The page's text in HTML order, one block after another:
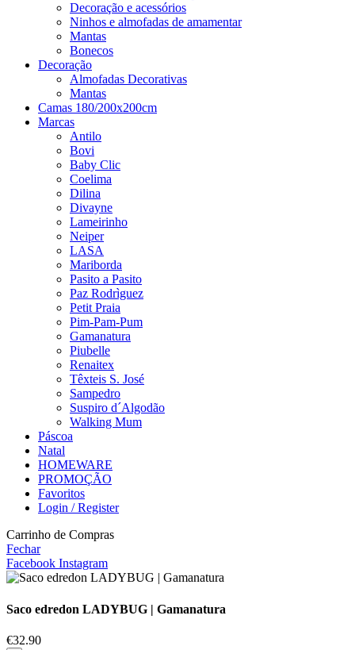
Decoração e acessórios
Ninhos e almofadas de amamentar
Mantas
Bonecos
Decoração
Almofadas Decorativas
Mantas
Camas 180/200x200cm
Marcas
Antilo
Bovi
Baby Clic
Coelima
Dilina
Divayne
Lameirinho
Neiper
LASA
Mariborda
Pasito a Pasito
Paz Rodrìguez
Petit Praia
Pim-Pam-Pum
Gamanatura
Piubelle
Renaitex
Têxteis S. José
Sampedro
Suspiro d´Algodão
Walking Mum
Páscoa
Natal
HOMEWARE
PROMOÇÃO
Favoritos
Login / Register
Carrinho de Compras
Fechar
Facebook Instagram
Saco edredon LADYBUG | Gamanatura
€32.90